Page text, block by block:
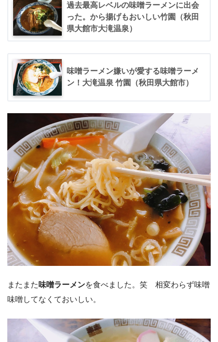
過去最高レベルの味噌ラーメンに出会
った。から揚げもおいしい竹園（秋田
県大館市大滝温泉）
味噌ラーメン嫌いが愛する味噌ラーメ
ン！大滝温泉 竹園（秋田県大館市）
またまた味噌ラーメンを食べました。笑 相変わらず味噌
味噌してなくておいしい。